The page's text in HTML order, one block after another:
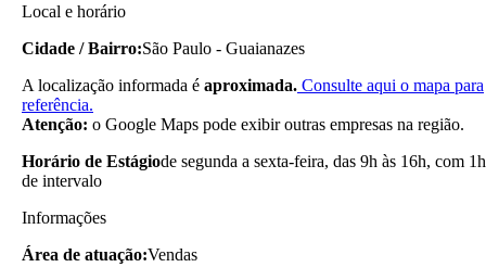
Local e horário
Cidade / Bairro:São Paulo - Guaianazes
A localização informada é aproximada. Consulte aqui o mapa para
referência.
Atenção: o Google Maps pode exibir outras empresas na região.
Horário de Estágiode segunda a sexta-feira, das 9h às 16h, com 1h
de intervalo
Informações
Área de atuação:Vendas